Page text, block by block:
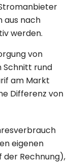
aus nach
werden.
von
Schnitt rund
am Markt
Differenz von
eigenen
Rechnung),